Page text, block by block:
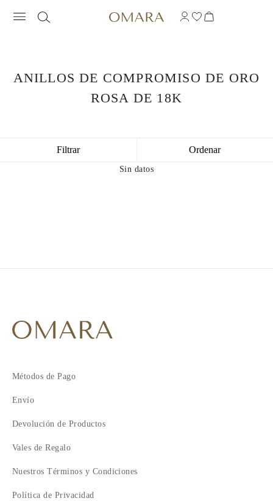
ANILLOS DE COMPROMISO DE ORO
ROSA DE 18K
Filtrar Ordenar
Sin datos
Métodos de Pago
Envío
Devolución de Productos
Vales de Regalo
Nuestros Términos y Condiciones
Política de Privacidad